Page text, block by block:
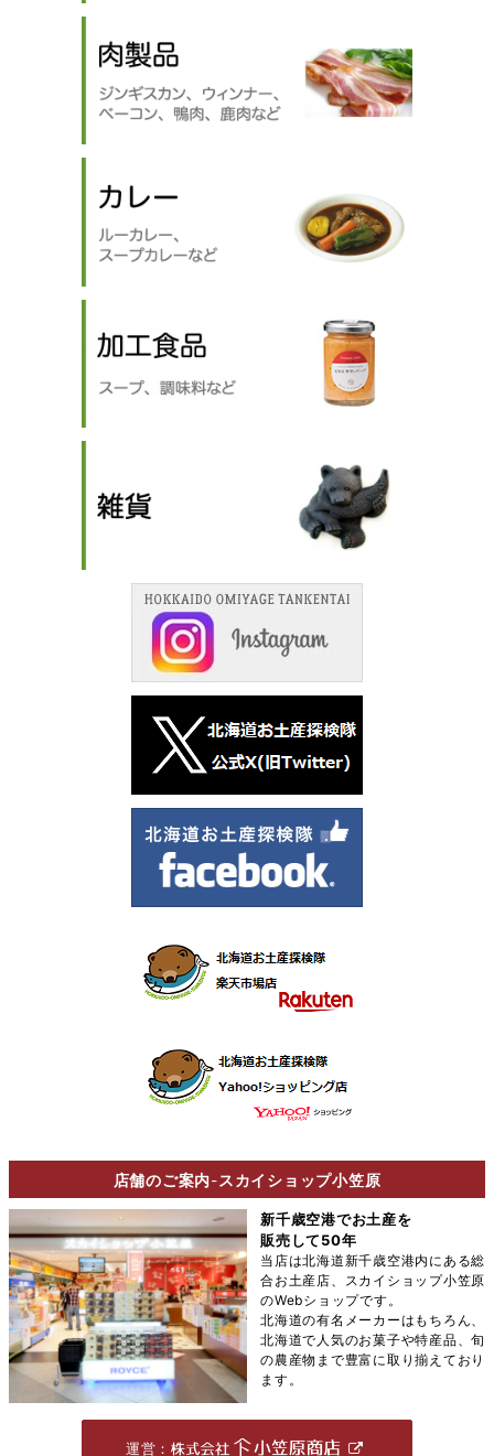
店舗のご案内-スカイショップ小笠原
新千歳空港でお土産を
販売して50年
当店は北海道新千歳空港内にある総
合お土産店、スカイショップ小笠原
のWebショップです。
北海道の有名メーカーはもちろん、
北海道で人気のお菓子や特産品、旬
の農産物まで豊富に取り揃えており
ます。
運営：